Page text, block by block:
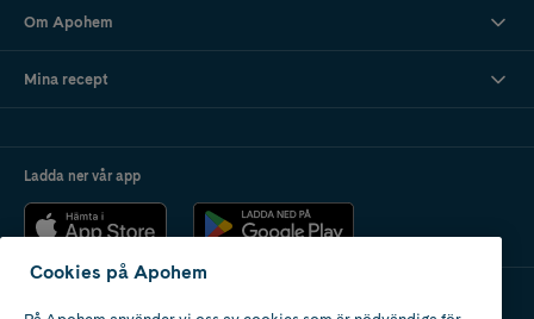
Om Apohem
Mina recept
Ladda ner vår app
Cookies på Apohem